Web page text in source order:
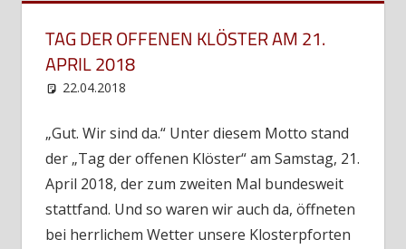
TAG DER OFFENEN KLÖSTER AM 21.
APRIL 2018
22.04.2018
„Gut. Wir sind da.“ Unter diesem Motto stand
der „Tag der offenen Klöster“ am Samstag, 21.
April 2018, der zum zweiten Mal bundesweit
stattfand. Und so waren wir auch da, öffneten
bei herrlichem Wetter unsere Klosterpforten